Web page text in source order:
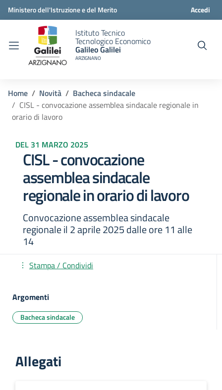
Ministero dell'Istruzione e del Merito Accedi
Istituto Tecnico
Tecnologico Economico
Galileo Galilei
ARZIGNANO
Home Novità
Bacheca sindacale
CISL - convocazione assemblea sindacale regionale in
orario di lavoro
DEL 31 MARZO 2025
CISL - convocazione
assemblea sindacale
regionale in orario di lavoro
Convocazione assemblea sindacale
regionale il 2 aprile 2025 dalle ore 11 alle
14
Stampa / Condividi
Argomenti
Bacheca sindacale
Allegati